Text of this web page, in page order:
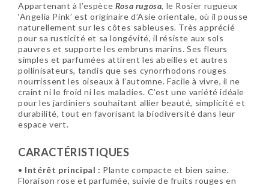
Appartenant à l’espèce Rosa rugosa, le Rosier rugueux
‘Angelia Pink’ est originaire d’Asie orientale, où il pousse
naturellement sur les côtes sableuses. Très apprécié
pour sa rusticité et sa longévité, il résiste aux sols
pauvres et supporte les embruns marins. Ses fleurs
simples et parfumées attirent les abeilles et autres
pollinisateurs, tandis que ses cynorrhodons rouges
nourrissent les oiseaux à l’automne. Facile à vivre, il ne
craint ni le froid ni les maladies. C’est une variété idéale
pour les jardiniers souhaitant allier beauté, simplicité et
durabilité, tout en favorisant la biodiversité dans leur
espace vert.
CARACTÉRISTIQUES
• Intérêt principal : Plante compacte et bien saine.
Floraison rose et parfumée, suivie de fruits rouges en